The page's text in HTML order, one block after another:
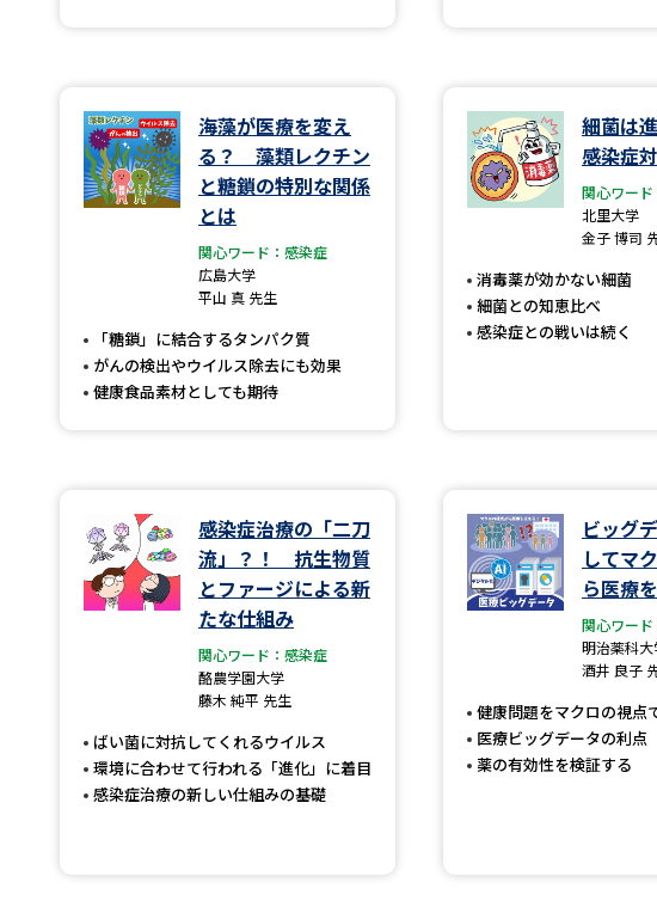
海藻が医療を変え
る？ 藻類レクチン
と糖鎖の特別な関係
とは
関心ワード：感染症
広島大学
平山 真 先生
「糖鎖」に結合するタンパク質
がんの検出やウイルス除去にも効果
健康食品素材としても期待
細菌は
感染症
関心ワー
北里大学
金子 博司
消毒薬が効かない細菌
細菌との知恵比べ
感染症との戦いは続く
感染症治療の「二刀
流」？！ 抗生物質
とファージによる新
たな仕組み
関心ワード：感染症
酪農学園大学
藤木 純平 先生
ばい菌に対抗してくれるウイルス
環境に合わせて行われる「進化」に着目
感染症治療の新しい仕組みの基礎
ビッグ
してマ
ら医療
関心ワー
明治薬科大
酒井 良子
健康問題をマクロの視点
医療ビッグデータの利点
薬の有効性を検証する